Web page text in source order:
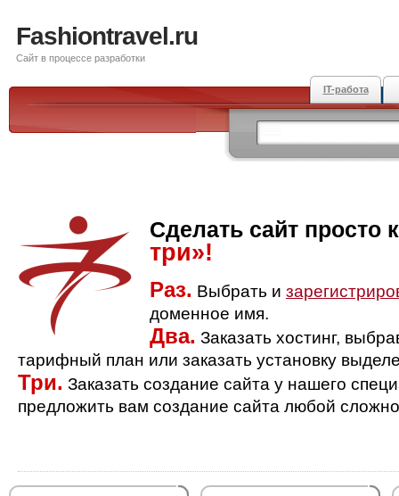
Fashiontravel.ru
Сайт в процессе разработки
IT-работа
Сделать сайт просто
три»!
Раз. Выбрать и
доменное имя.
Два. Заказать хостинг,
тарифный план или заказать установку
Три. Заказать создание сайта у нашего
предложить вам создание сайта любой